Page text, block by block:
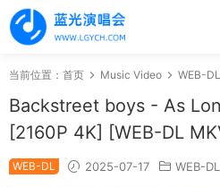
当前位置： 首页 Music Video WEB-DL
Backstreet boys - As
[2160P 4K] [WEB-DL
WEB-DL 2025-07-17 WEB-DL